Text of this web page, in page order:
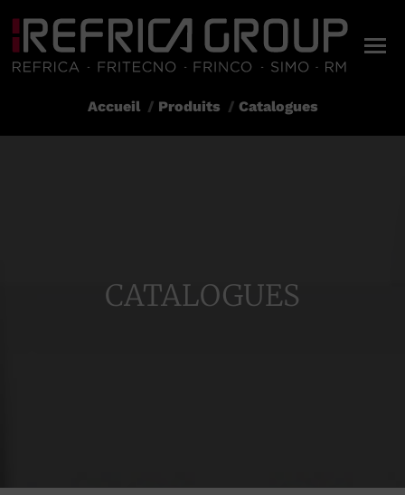
Vous êtes ici :
Accueil Produits Catalogues
CATALOGUES